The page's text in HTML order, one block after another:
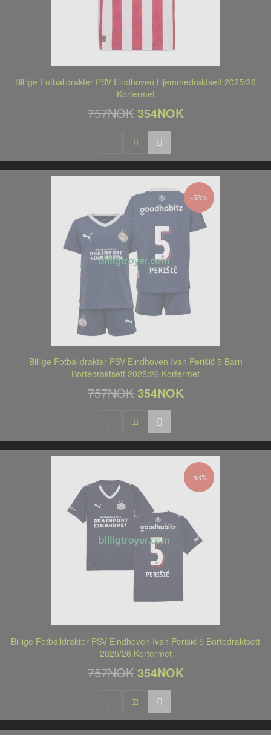
Billige Fotballdrakter PSV Eindhoven Hjemmedraktsett 2025/26
Kortermet
757NOK 354NOK
-53%
Billige Fotballdrakter PSV Eindhoven Ivan Perišić 5 Barn
Bortedraktsett 2025/26 Kortermet
757NOK 354NOK
-53%
Billige Fotballdrakter PSV Eindhoven Ivan Perišić 5 Bortedraktsett
2025/26 Kortermet
757NOK 354NOK